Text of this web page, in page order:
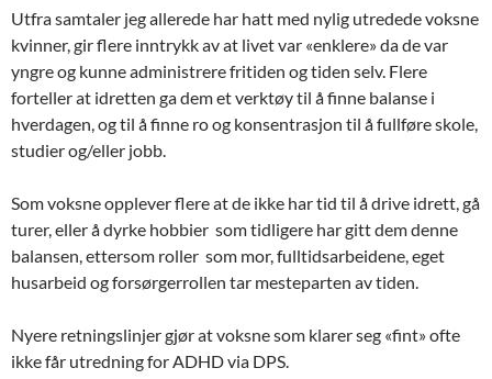
Utfra samtaler jeg allerede har hatt med nylig utredede voksne
kvinner, gir flere inntrykk av at livet var «enklere» da de var
yngre og kunne administrere fritiden og tiden selv. Flere
forteller at idretten ga dem et verktøy til å finne balanse i
hverdagen, og til å finne ro og konsentrasjon til å fullføre skole,
studier og/eller jobb.
Som voksne opplever flere at de ikke har tid til å drive idrett, gå
turer, eller å dyrke hobbier som tidligere har gitt dem denne
balansen, ettersom roller som mor, fulltidsarbeidene, eget
husarbeid og forsørgerrollen tar mesteparten av tiden.
Nyere retningslinjer gjør at voksne som klarer seg «fint» ofte
ikke får utredning for ADHD via DPS.